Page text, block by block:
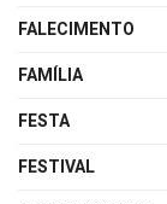
FALECIMENTO
FAMÍLIA
FESTA
FESTIVAL